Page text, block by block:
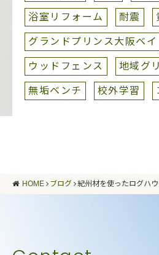
浴室リフォーム
耐震
グランドプリンス大阪ベイ
ウッドフェンス
地域グ
無垢ベンチ
校外学習
HOME ブログ 紀州材を使ったログハウ